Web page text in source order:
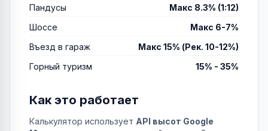
Пандусы
Макс 8.3% (1:12)
Шоссе
Макс 6-7%
Въезд в гараж
Макс 15% (Рек. 10-12%)
Горный туризм
15% - 35%
Как это работает
Калькулятор использует API высот Google